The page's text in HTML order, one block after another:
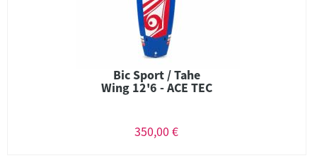
Bic Sport / Tahe
Wing 12'6 - ACE TEC
350,00 €